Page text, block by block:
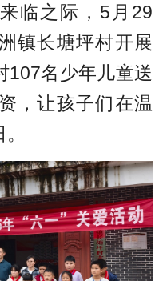
临之际，5月29
镇长塘坪村开展
107名少年儿童送
，让孩子们在温